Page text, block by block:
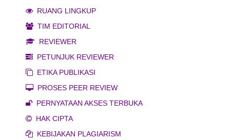
RUANG LINGKUP
TIM EDITORIAL
REVIEWER
PETUNJUK REVIEWER
ETIKA PUBLIKASI
PROSES PEER REVIEW
PERNYATAAN AKSES TERBUKA
HAK CIPTA
KEBIJAKAN PLAGIARISM